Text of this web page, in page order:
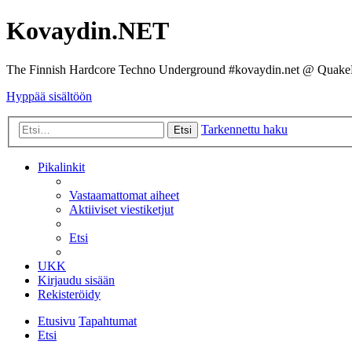
Kovaydin.NET
The Finnish Hardcore Techno Underground #kovaydin.net @
Hyppää sisältöön
Etsi Tarkennettu haku
Pikalinkit
Vastaamattomat aiheet
Aktiiviset viestiketjut
Etsi
UKK
Kirjaudu sisään
Rekisteröidy
Etusivu Tapahtumat
Etsi